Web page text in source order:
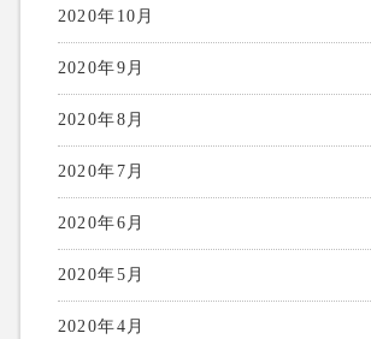
2020年10月
2020年9月
2020年8月
2020年7月
2020年6月
2020年5月
2020年4月